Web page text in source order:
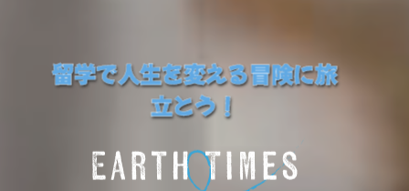
留学で人生を変える冒険に旅
立とう！